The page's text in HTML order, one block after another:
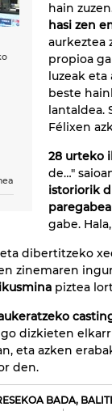
hain
hasi zen
aurkeztea
propioa
luzeak
beste
lantaldea.
Félixen
28 urteko
de…"
istoriorik
gabe.
dibertitzeko
zinemaren
piztea
dizkieten
eta azken
den.
BADA,